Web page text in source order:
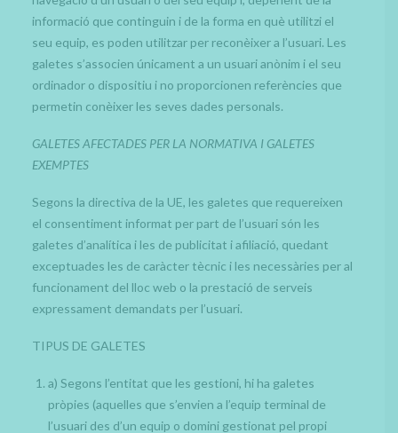
informació que continguin i de la forma en què utilitzi el
seu equip, es poden utilitzar per reconèixer a l’usuari. Les
galetes s’associen únicament a un usuari anònim i el seu
ordinador o dispositiu i no proporcionen referències que
permetin conèixer les seves dades personals.
GALETES AFECTADES PER LA NORMATIVA I GALETES
EXEMPTES
Segons la directiva de la UE, les galetes que requereixen
el consentiment informat per part de l’usuari són les
galetes d’analítica i les de publicitat i afiliació, quedant
exceptuades les de caràcter tècnic i les necessàries per al
funcionament del lloc web o la prestació de serveis
expressament demandats per l’usuari.
TIPUS DE GALETES
a) Segons l’entitat que les gestioni, hi ha galetes
pròpies (aquelles que s’envien a l’equip terminal de
l’usuari des d’un equip o domini gestionat pel propi